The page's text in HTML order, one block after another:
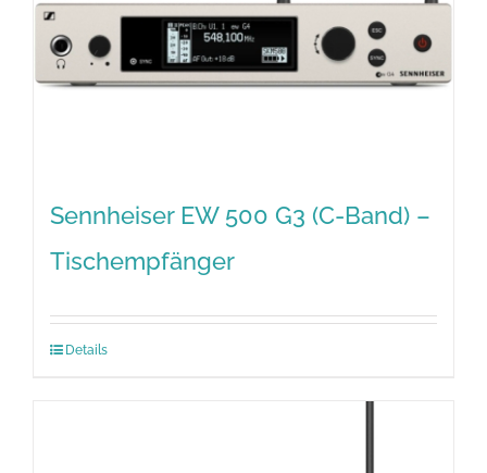
Sennheiser EW 500 G3 (C-Band) –
Tischempfänger
Details